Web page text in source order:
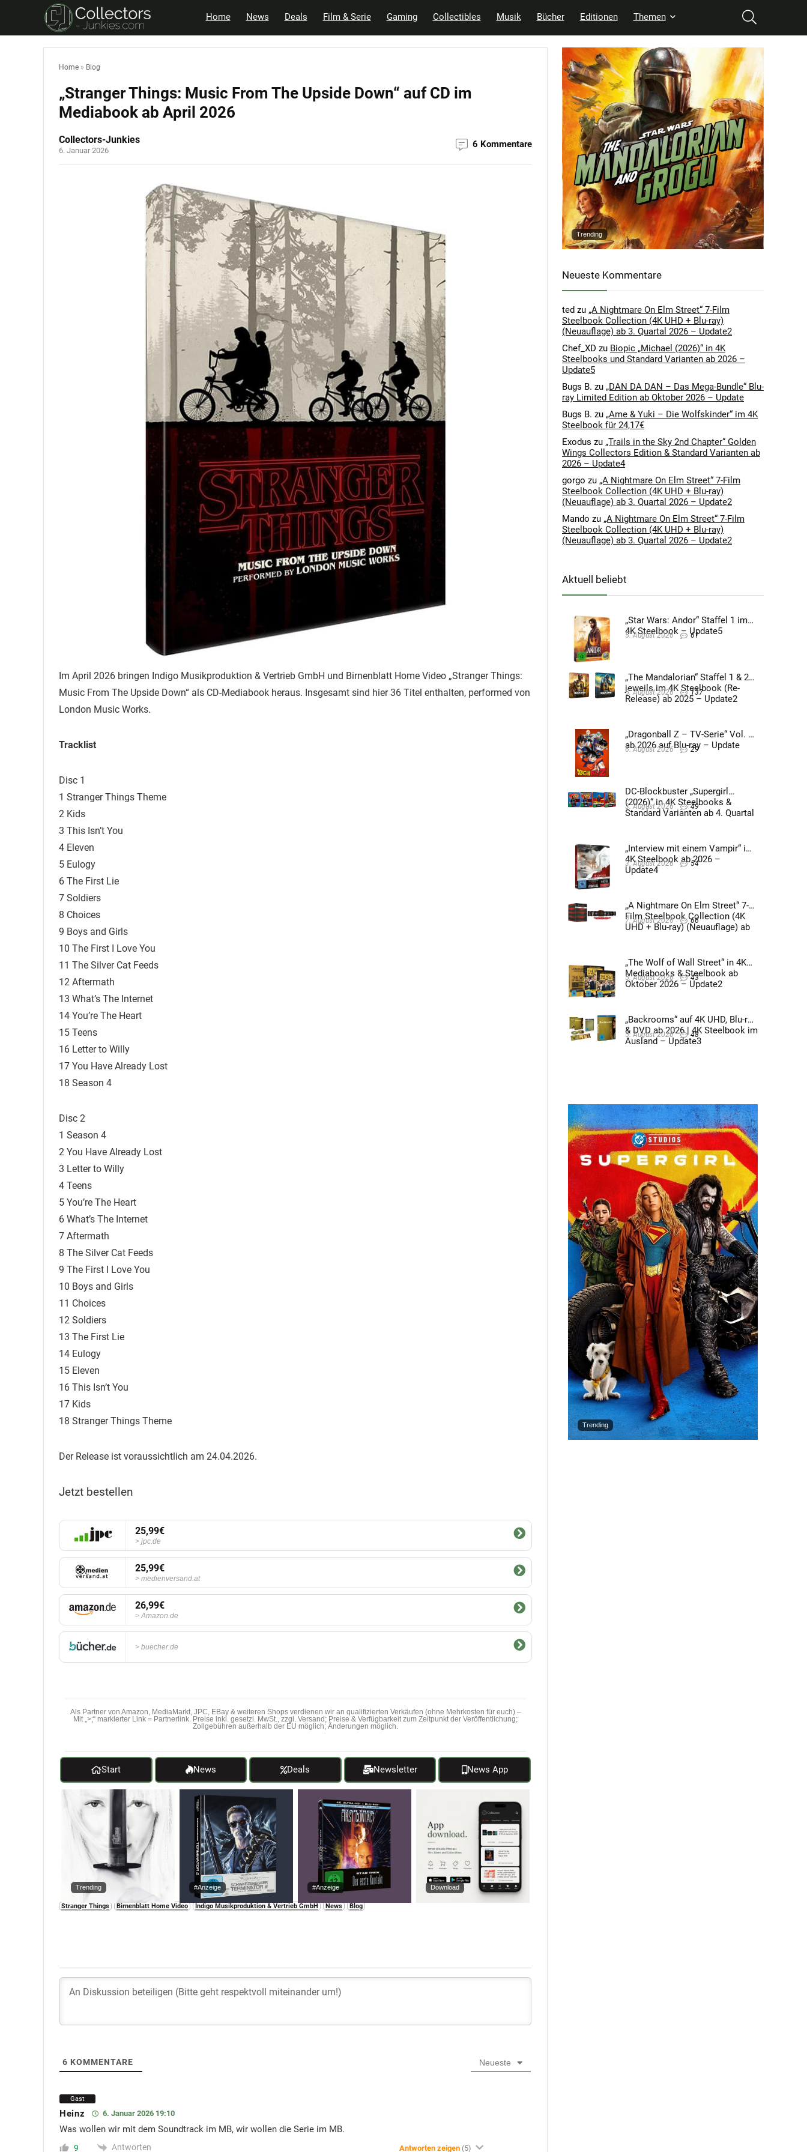
Home News Deals Film & Serie Gaming Collectibles Musik Bücher Editionen Themen
Home » Blog
„Stranger Things: Music From The Upside Down“ auf CD im
Mediabook ab April 2026
Collectors-Junkies
6. Januar 2026
6 Kommentare
Im April 2026 bringen Indigo Musikproduktion & Vertrieb GmbH und Birnenblatt Home Video „Stranger Things:
Music From The Upside Down“ als CD-Mediabook heraus. Insgesamt sind hier 36 Titel enthalten, performed von
London Music Works.
Tracklist
Disc 1
1 Stranger Things Theme
2 Kids
3 This Isn’t You
4 Eleven
5 Eulogy
6 The First Lie
7 Soldiers
8 Choices
9 Boys and Girls
10 The First I Love You
11 The Silver Cat Feeds
12 Aftermath
13 What’s The Internet
14 You’re The Heart
15 Teens
16 Letter to Willy
17 You Have Already Lost
18 Season 4
Disc 2
1 Season 4
2 You Have Already Lost
3 Letter to Willy
4 Teens
5 You’re The Heart
6 What’s The Internet
7 Aftermath
8 The Silver Cat Feeds
9 The First I Love You
10 Boys and Girls
11 Choices
12 Soldiers
13 The First Lie
14 Eulogy
15 Eleven
16 This Isn’t You
17 Kids
18 Stranger Things Theme
Der Release ist voraussichtlich am 24.04.2026.
Jetzt bestellen
25,99€
jpc.de
25,99€
medienversand.at
26,99€
Amazon.de
buecher.de
Als Partner von Amazon, MediaMarkt, JPC, EBay & weiteren Shops verdienen wir an qualifizierten Verkäufen (ohne Mehrkosten für euch) –
Mit „>;“ markierter Link = Partnerlink. Preise inkl. gesetzl. MwSt., zzgl. Versand; Preise & Verfügbarkeit zum Zeitpunkt der Veröffentlichung;
Zollgebühren außerhalb der EU möglich; Änderungen möglich.
Start News Deals Newsletter News App
Trending #Anzeige #Anzeige Download
Stranger Things Birnenblatt Home Video Indigo Musikproduktion & Vertrieb GmbH News Blog
6 KOMMENTARE Neueste
Gast
Heinz 6. Januar 2026 19:10
Was wollen wir mit dem Soundtrack im MB, wir wollen die Serie im MB.
9 Antworten Antworten zeigen (5)
Trending
Neueste Kommentare
ted zu „A Nightmare On Elm Street“ 7-Film
Steelbook Collection (4K UHD + Blu-ray)
(Neuauflage) ab 3. Quartal 2026 – Update2
Chef_XD zu Biopic „Michael (2026)“ in 4K
Steelbooks und Standard Varianten ab 2026 –
Update5
Bugs B. zu „DAN DA DAN – Das Mega-Bundle“ Blu-
ray Limited Edition ab Oktober 2026 – Update
Bugs B. zu „Ame & Yuki – Die Wolfskinder“ im 4K
Steelbook für 24,17€
Exodus zu „Trails in the Sky 2nd Chapter“ Golden
Wings Collectors Edition & Standard Varianten ab
2026 – Update4
gorgo zu „A Nightmare On Elm Street“ 7-Film
Steelbook Collection (4K UHD + Blu-ray)
(Neuauflage) ab 3. Quartal 2026 – Update2
Mando zu „A Nightmare On Elm Street“ 7-Film
Steelbook Collection (4K UHD + Blu-ray)
(Neuauflage) ab 3. Quartal 2026 – Update2
Aktuell beliebt
„Star Wars: Andor“ Staffel 1 im
4K Steelbook – Update5
5. August 2026 61
„The Mandalorian“ Staffel 1 & 2
jeweils im 4K Steelbook (Re-
Release) ab 2025 – Update2
5. August 2026 137
„Dragonball Z – TV-Serie“ Vol. 4
ab 2026 auf Blu-ray – Update
6. August 2026 29
DC-Blockbuster „Supergirl
(2026)“ in 4K Steelbooks &
Standard Varianten ab 4. Quartal
3. August 2026 49
„Interview mit einem Vampir“ im
4K Steelbook ab 2026 –
Update4
3. August 2026 54
„A Nightmare On Elm Street“ 7-
Film Steelbook Collection (4K
UHD + Blu-ray) (Neuauflage) ab
7. August 2026 66
„The Wolf of Wall Street“ in 4K
Mediabooks & Steelbook ab
Oktober 2026 – Update2
5. August 2026 43
„Backrooms“ auf 4K UHD, Blu-ray
& DVD ab 2026 | 4K Steelbook im
Ausland – Update3
5. August 2026 48
Trending